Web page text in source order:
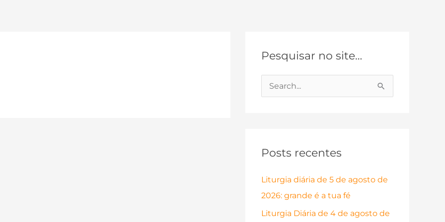
Pesquisar no site…
u
s
a
r
Posts recentes
Liturgia diária de 5 de agosto de
2026: grande é a tua fé
Liturgia Diária de 4 de agosto de